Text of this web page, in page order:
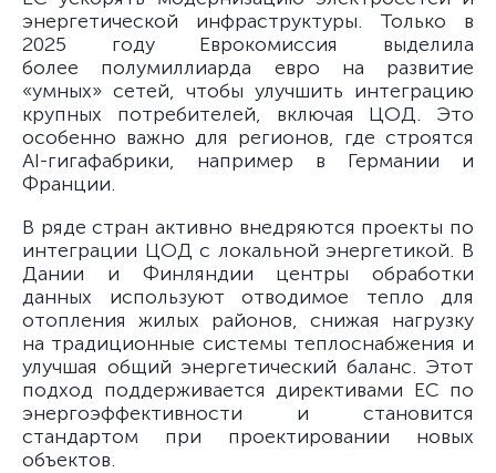
энергетической инфраструктуры. Только в
2025 году Еврокомиссия выделила
более полумиллиарда евро на развитие
«умных» сетей, чтобы улучшить интеграцию
крупных потребителей, включая ЦОД. Это
особенно важно для регионов, где строятся
AI-гигафабрики, например в Германии и
Франции.
В ряде стран активно внедряются проекты по
интеграции ЦОД с локальной энергетикой. В
Дании и Финляндии центры обработки
данных используют отводимое тепло для
отопления жилых районов, снижая нагрузку
на традиционные системы теплоснабжения и
улучшая общий энергетический баланс. Этот
подход поддерживается директивами ЕС по
энергоэффективности и становится
стандартом при проектировании новых
объектов.